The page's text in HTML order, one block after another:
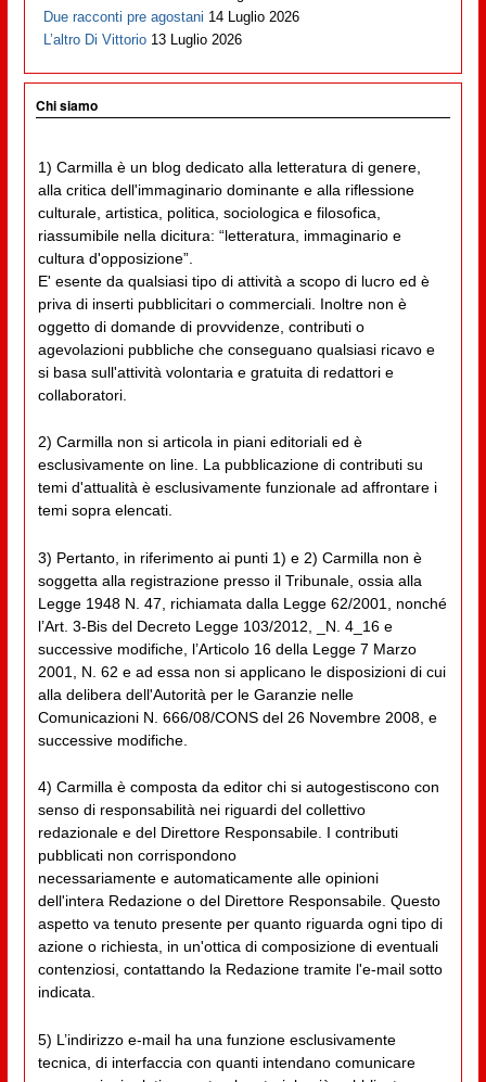
Due racconti pre agostani 14 Luglio 2026
L’altro Di Vittorio 13 Luglio 2026
Chi siamo
1) Carmilla è un blog dedicato alla letteratura di genere,
alla critica dell'immaginario dominante e alla riflessione
culturale, artistica, politica, sociologica e filosofica,
riassumibile nella dicitura: “letteratura, immaginario e
cultura d'opposizione”.
E' esente da qualsiasi tipo di attività a scopo di lucro ed è
priva di inserti pubblicitari o commerciali. Inoltre non è
oggetto di domande di provvidenze, contributi o
agevolazioni pubbliche che conseguano qualsiasi ricavo e
si basa sull'attività volontaria e gratuita di redattori e
collaboratori.
2) Carmilla non si articola in piani editoriali ed è
esclusivamente on line. La pubblicazione di contributi su
temi d'attualità è esclusivamente funzionale ad affrontare i
temi sopra elencati.
3) Pertanto, in riferimento ai punti 1) e 2) Carmilla non è
soggetta alla registrazione presso il Tribunale, ossia alla
Legge 1948 N. 47, richiamata dalla Legge 62/2001, nonché
l’Art. 3-Bis del Decreto Legge 103/2012, _N. 4_16 e
successive modifiche, l’Articolo 16 della Legge 7 Marzo
2001, N. 62 e ad essa non si applicano le disposizioni di cui
alla delibera dell'Autorità per le Garanzie nelle
Comunicazioni N. 666/08/CONS del 26 Novembre 2008, e
successive modifiche.
4) Carmilla è composta da editor chi si autogestiscono con
senso di responsabilità nei riguardi del collettivo
redazionale e del Direttore Responsabile. I contributi
pubblicati non corrispondono
necessariamente e automaticamente alle opinioni
dell'intera Redazione o del Direttore Responsabile. Questo
aspetto va tenuto presente per quanto riguarda ogni tipo di
azione o richiesta, in un'ottica di composizione di eventuali
contenziosi, contattando la Redazione tramite l'e-mail sotto
indicata.
5) L’indirizzo e-mail ha una funzione esclusivamente
tecnica, di interfaccia con quanti intendano comunicare